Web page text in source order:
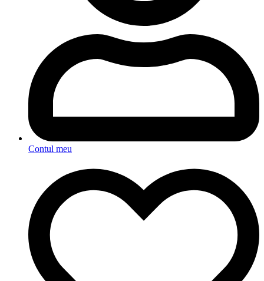
Contul meu